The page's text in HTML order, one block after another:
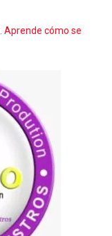
Aprende cómo se